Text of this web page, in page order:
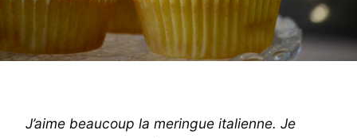
J’aime beaucoup la meringue italienne. Je